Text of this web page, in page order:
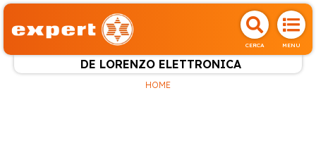
CERCA MENU
DE LORENZO ELETTRONICA
HOME